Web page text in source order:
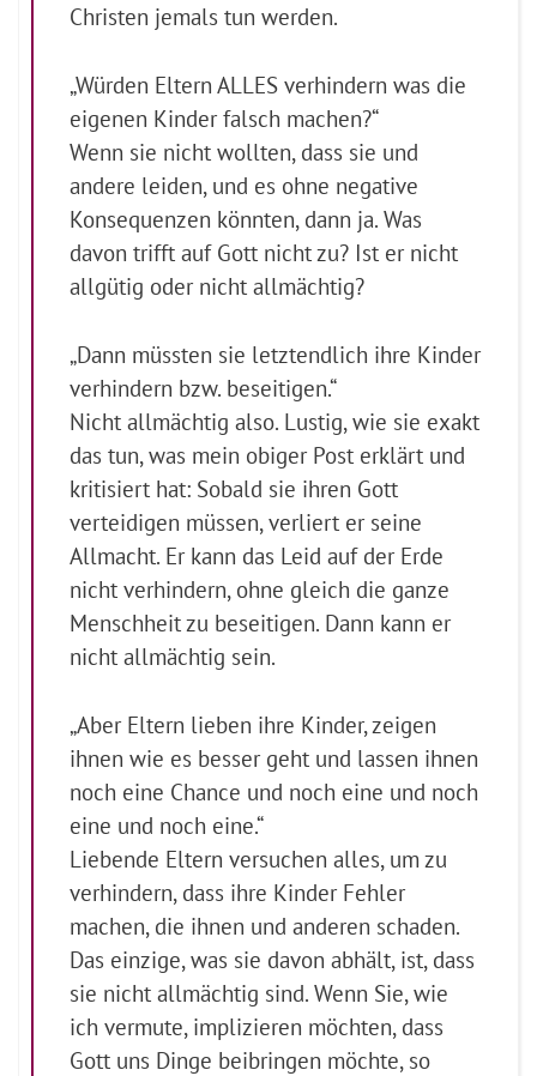
Christen jemals tun werden.
„Würden Eltern ALLES verhindern was die
eigenen Kinder falsch machen?“
Wenn sie nicht wollten, dass sie und
andere leiden, und es ohne negative
Konsequenzen könnten, dann ja. Was
davon trifft auf Gott nicht zu? Ist er nicht
allgütig oder nicht allmächtig?
„Dann müssten sie letztendlich ihre Kinder
verhindern bzw. beseitigen.“
Nicht allmächtig also. Lustig, wie sie exakt
das tun, was mein obiger Post erklärt und
kritisiert hat: Sobald sie ihren Gott
verteidigen müssen, verliert er seine
Allmacht. Er kann das Leid auf der Erde
nicht verhindern, ohne gleich die ganze
Menschheit zu beseitigen. Dann kann er
nicht allmächtig sein.
„Aber Eltern lieben ihre Kinder, zeigen
ihnen wie es besser geht und lassen ihnen
noch eine Chance und noch eine und noch
eine und noch eine.“
Liebende Eltern versuchen alles, um zu
verhindern, dass ihre Kinder Fehler
machen, die ihnen und anderen schaden.
Das einzige, was sie davon abhält, ist, dass
sie nicht allmächtig sind. Wenn Sie, wie
ich vermute, implizieren möchten, dass
Gott uns Dinge beibringen möchte, so